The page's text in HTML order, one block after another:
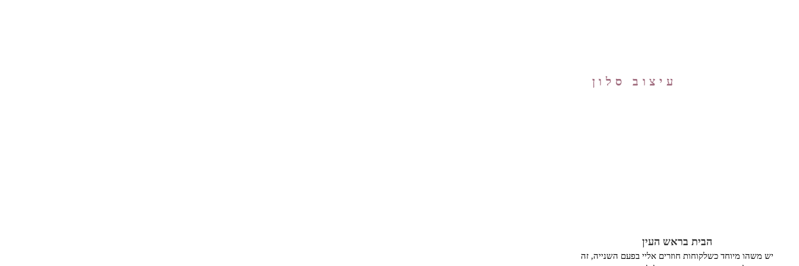
עיצוב סלון
הבית בראש העין
יש משהו מיוחד כשלקוחות חוזרים אליי בפעם השנייה, זה